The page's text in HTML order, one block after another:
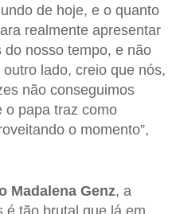
de hoje, e o quanto
realmente apresentar
do nosso tempo, e não
lado, creio que nós,
não conseguimos
o papa traz como
o momento”,
Madalena Genz, a
é tão brutal que lá em